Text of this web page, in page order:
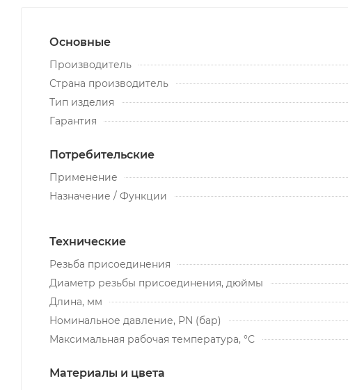
Основные
Производитель
Страна производитель
Тип изделия
Гарантия
Потребительские
Применение
Назначение / Функции
Технические
Резьба присоединения
Диаметр резьбы присоединения, дюймы
Длина, мм
Номинальное давление, PN (бар)
Максимальная рабочая температура, °С
Материалы и цвета